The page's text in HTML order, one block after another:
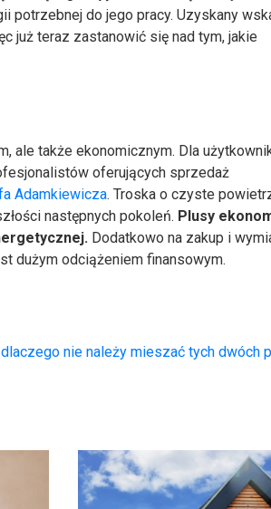
potrzebnej do jego pracy. Uzyskany
już teraz zastanowić się nad tym, jakie
ale także ekonomicznym. Dla
oferujących sprzedaż
Adamkiewicza. Troska o czyste
następnych pokoleń. Plusy
Dodatkowo na zakup i
dużym odciążeniem finansowym.
nie należy mieszać tych dwóch